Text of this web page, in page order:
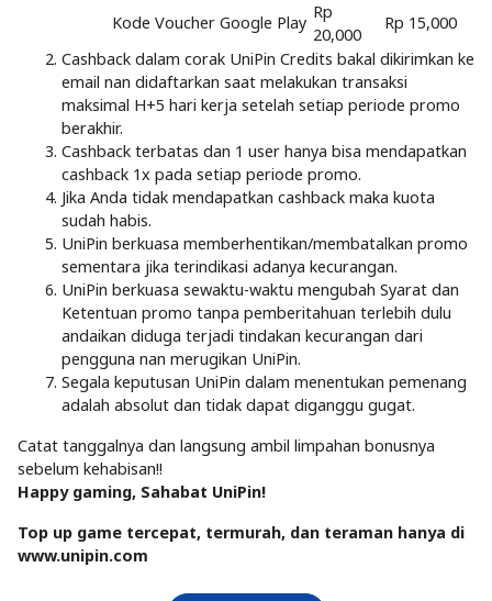
Kode Voucher Google Play
Rp
20,000
Rp 15,000
Cashback dalam corak UniPin Credits bakal dikirimkan ke
email nan didaftarkan saat melakukan transaksi
maksimal H+5 hari kerja setelah setiap periode promo
berakhir.
Cashback terbatas dan 1 user hanya bisa mendapatkan
cashback 1x pada setiap periode promo.
Jika Anda tidak mendapatkan cashback maka kuota
sudah habis.
UniPin berkuasa memberhentikan/membatalkan promo
sementara jika terindikasi adanya kecurangan.
UniPin berkuasa sewaktu-waktu mengubah Syarat dan
Ketentuan promo tanpa pemberitahuan terlebih dulu
andaikan diduga terjadi tindakan kecurangan dari
pengguna nan merugikan UniPin.
Segala keputusan UniPin dalam menentukan pemenang
adalah absolut dan tidak dapat diganggu gugat.
Catat tanggalnya dan langsung ambil limpahan bonusnya
sebelum kehabisan!!
Happy gaming, Sahabat UniPin!
Top up game tercepat, termurah, dan teraman hanya di
www.unipin.com